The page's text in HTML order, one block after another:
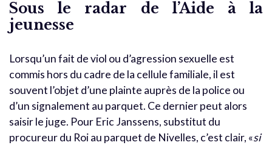
Sous le radar de l’Aide à la
jeunesse
Lorsqu’un fait de viol ou d’agression sexuelle est
commis hors du cadre de la cellule familiale, il est
souvent l’objet d’une plainte auprès de la police ou
d’un signalement au parquet. Ce dernier peut alors
saisir le juge. Pour Eric Janssens, substitut du
procureur du Roi au parquet de Nivelles, c’est clair, «si